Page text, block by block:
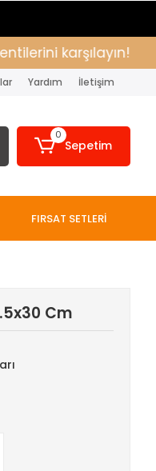
karşılayın!
Yardım İletişim
0
Sepetim
FIRSAT SETLERİ
Cm